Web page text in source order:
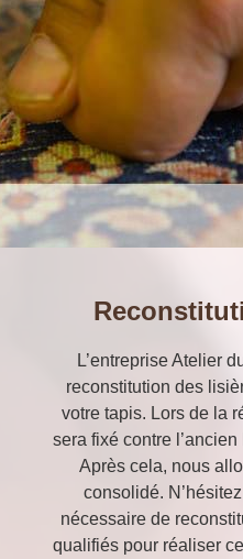
L’entreprise Atelier
reconstitution des
votre tapis. Lors de la
sera fixé contre
Après cela, nous
consolidé.
nécessaire de
qualifiés pour réaliser